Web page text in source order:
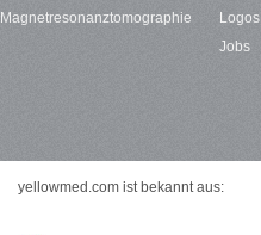
Magnetresonanztomographie
Logos
Jobs
yellowmed.com ist bekannt aus: